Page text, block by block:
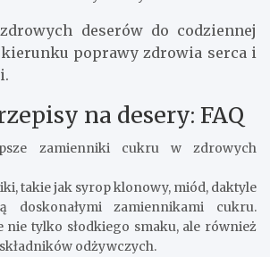
i zdrowe tłuszcze, mogą mieć
na nasze serce i układ krążenia.
orzechy, nasiona chia czy olej
poprawie elastyczności naczyń
nadmiaru cukru i tłuszczów
towarzyszą tradycyjnym
przyczynić się do zmniejszenia
naczyniowych.